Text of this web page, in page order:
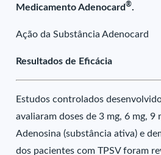
Medicamento Adenocard®.
Ação da Substância Adenocard
Resultados de Eficácia
Estudos controlados
avaliaram doses de 3 mg, 6 mg, 9
Adenosina (substância ativa) e
dos pacientes com TPSV foram